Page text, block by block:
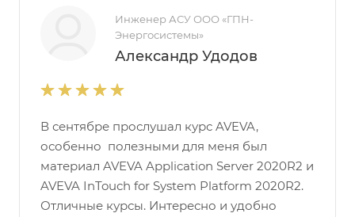
Инженер АСУ ООО «ГПН-
Энергосистемы»
Александр Удодов
В сентябре прослушал курс AVEVA,
особенно полезными для меня был
материал AVEVA Application Server 2020R2 и
AVEVA InTouch for System Platform 2020R2.
Отличные курсы. Интересно и удобно